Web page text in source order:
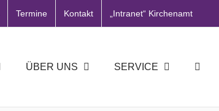
Termine Kontakt „Intranet“ Kirchenamt
ÜBER UNS SERVICE